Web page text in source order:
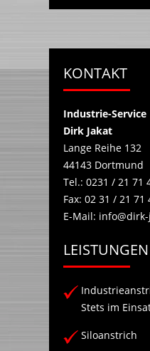
KONTAKT
Industrie-Service
Dirk Jakat
Lange Reihe 132
44143 Dortmund
Tel.: 0231 / 21 71
Fax: 02 31 / 21 71
E-Mail:
LEISTUNGEN
Stets im
Siloanstrich